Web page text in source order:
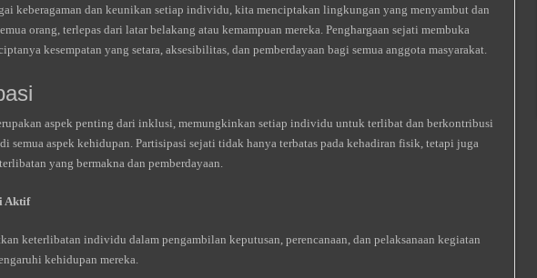
keberagaman dan keunikan setiap individu, kita menciptakan lingkungan yang menyambut dan
orang, terlepas dari latar belakang atau kemampuan mereka. Penghargaan sejati membuka
kesempatan yang setara, aksesibilitas, dan pemberdayaan bagi semua anggota masyarakat.
aspek penting dari inklusi, memungkinkan setiap individu untuk terlibat dan berkontribusi
semua aspek kehidupan. Partisipasi sejati tidak hanya terbatas pada kehadiran fisik, tetapi juga
yang bermakna dan pemberdayaan.
Aktif
keterlibatan individu dalam pengambilan keputusan, perencanaan, dan pelaksanaan kegiatan
kehidupan mereka.